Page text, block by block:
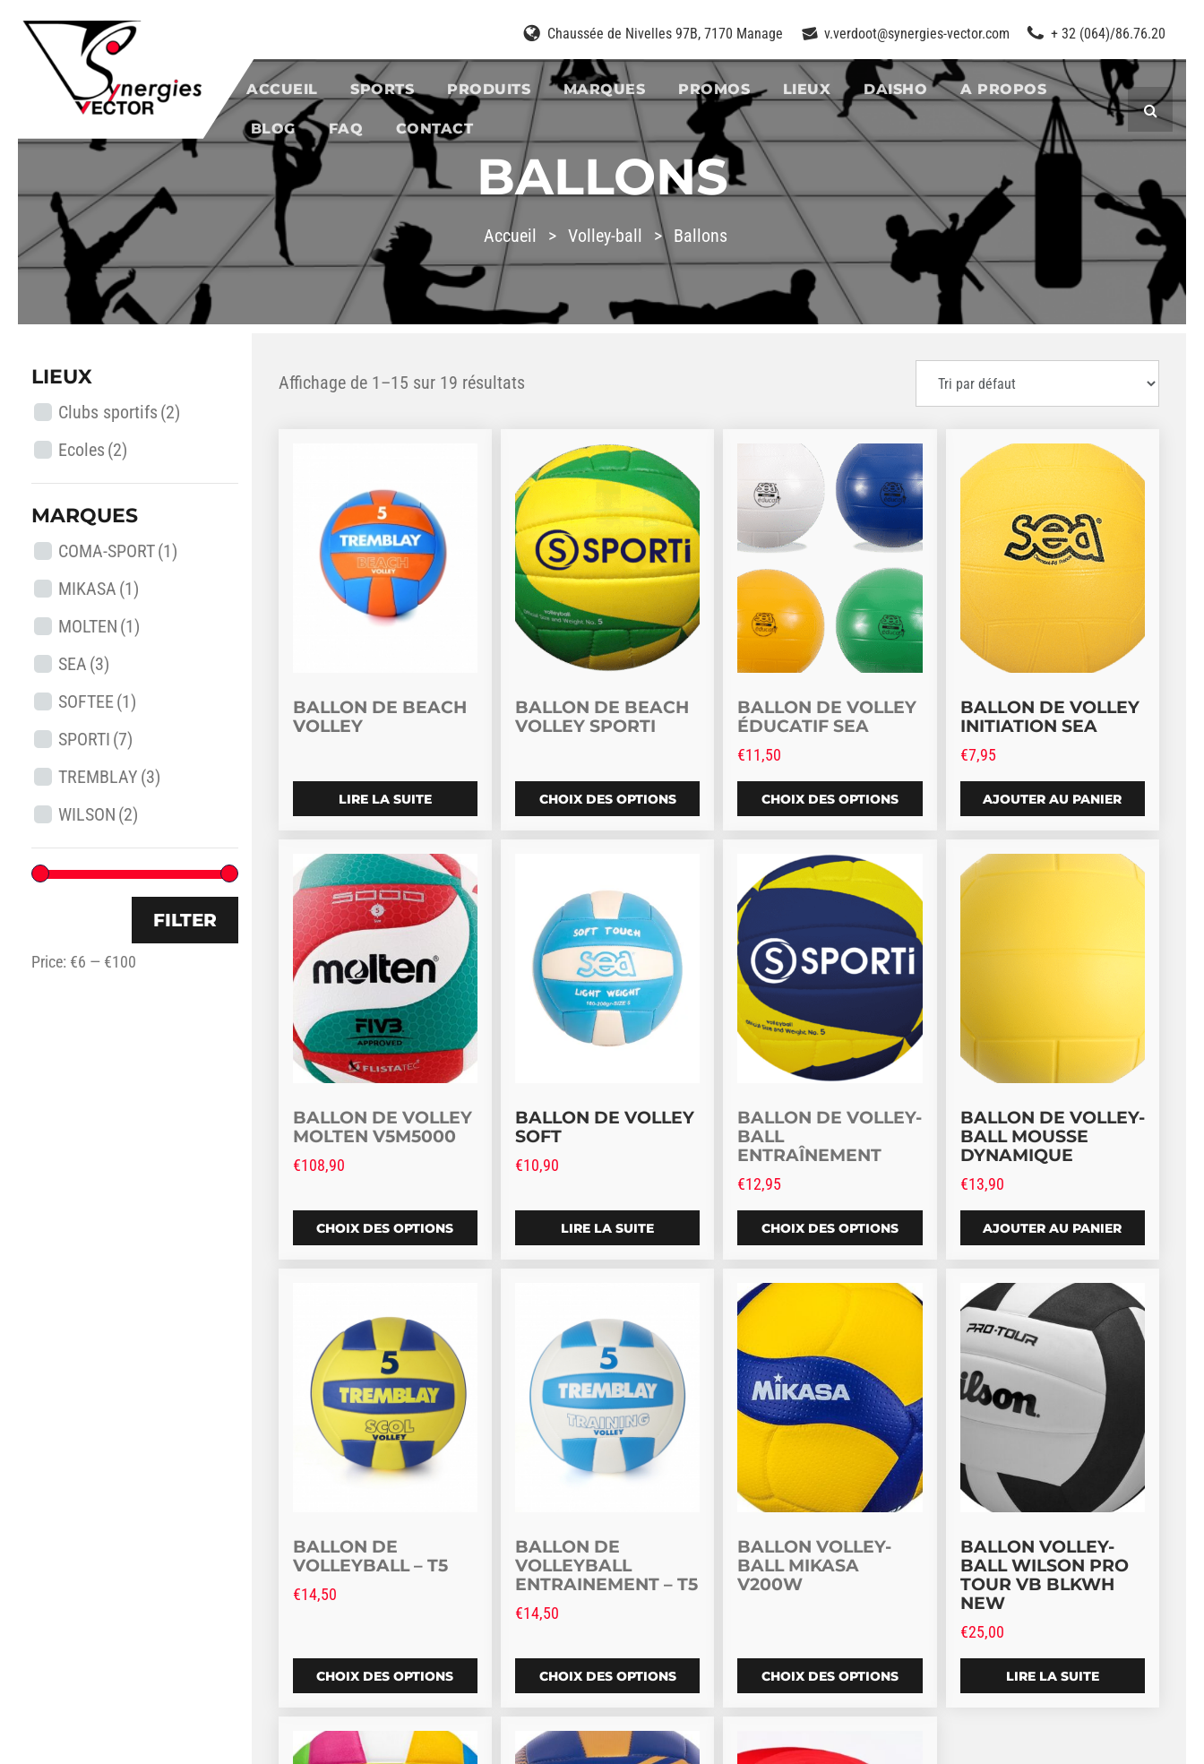
+ 32 (064)/86.76.20
v.verdoot@synergies-vector.com
Chaussée de Nivelles 97B, 7170 Manage
SYNERGIES VECTOR
ACCUEIL SPORTS PRODUITS MARQUES PROMOS LIEUX DAISHO A PROPOS
BLOG FAQ CONTACT
BALLONS
Accueil > Volley-ball > Ballons
LIEUX
Clubs sportifs (2)
Ecoles (2)
MARQUES
COMA-SPORT(1)
MIKASA (1)
MOLTEN (1)
SEA (3)
SOFTEE(1)
SPORTI (7)
TREMBLAY (3)
WILSON (2)
FILTER
Price: €6 — €100
Affichage de 1–15 sur 19 résultats
BALLON DE BEACH
VOLLEY
LIRE LA SUITE
BALLON DE BEACH
VOLLEY SPORTI
CHOIX DES OPTIONS
Ce produit a plusieurs variations. Les options peuvent être choisies sur la page du produit
BALLON DE VOLLEY
ÉDUCATIF SEA
€11,50
CHOIX DES OPTIONS
Ce produit a plusieurs variations. Les options peuvent être
BALLON DE VOLLEY
INITIATION SEA
€7,95
AJOUTER AU PANIER
BALLON DE VOLLEY
MOLTEN V5M5000
€108,90
CHOIX DES OPTIONS
Ce produit a plusieurs variations. Les options peuvent être choisies sur la page du produit
BALLON DE VOLLEY
SOFT
€10,90
LIRE LA SUITE
BALLON DE VOLLEY-
BALL
ENTRAÎNEMENT
€12,95
CHOIX DES OPTIONS
Ce produit a plusieurs variations. Les options peuvent être
BALLON DE VOLLEY-
BALL MOUSSE
DYNAMIQUE
€13,90
AJOUTER AU PANIER
BALLON DE
VOLLEYBALL – T5
€14,50
CHOIX DES OPTIONS
Ce produit a plusieurs variations. Les options peuvent être choisies sur la page du produit
BALLON DE
VOLLEYBALL
ENTRAINEMENT – T5
€14,50
CHOIX DES OPTIONS
Ce produit a plusieurs variations. Les options peuvent être choisies sur la page du produit
BALLON VOLLEY-
BALL MIKASA
V200W
CHOIX DES OPTIONS
Ce produit a plusieurs variations. Les options peuvent être
BALLON VOLLEY-
BALL WILSON PRO
TOUR VB BLKWH
NEW
€25,00
LIRE LA SUITE
Ce produit a plusieurs variations. Les options peuvent être choisies sur la page du produit
Ce produit a plusieurs variations. Les options peuvent être